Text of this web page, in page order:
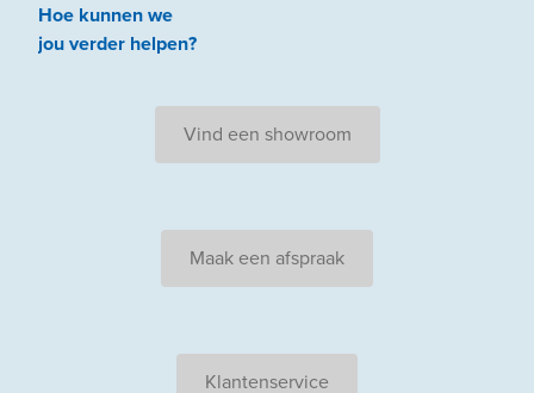
Hoe kunnen we
jouverder helpen?
Vind een showroom
Maak een afspraak
Klantenservice